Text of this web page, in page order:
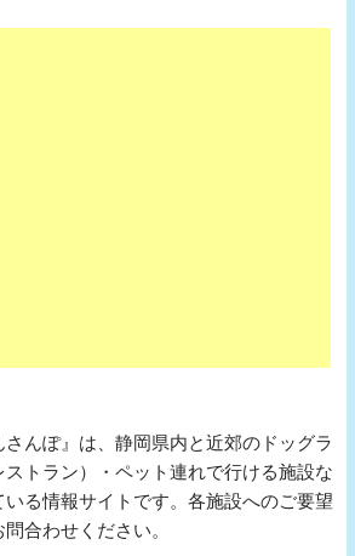
んぽ』は、静岡県内と近郊のドッグラ
トラン）・ペット連れで行ける施設な
る情報サイトです。各施設へのご要望
合わせください。